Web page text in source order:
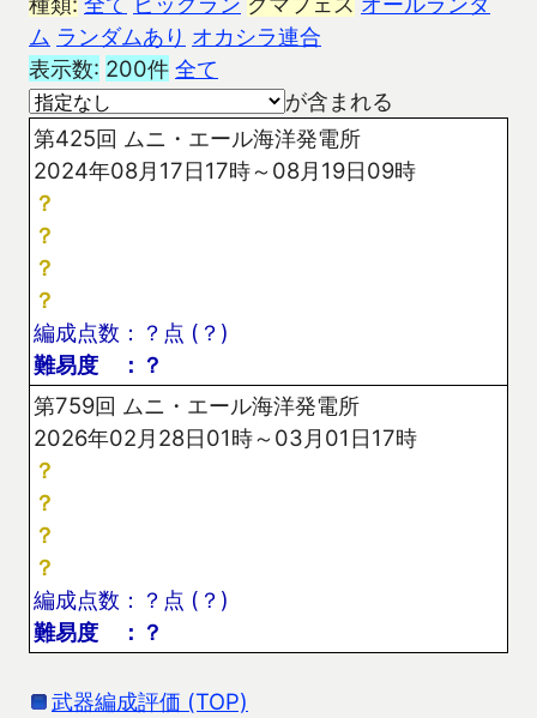
ム ランダムあり オカシラ連合
表示数: 200件 全て
が含まれる
第425回 ムニ・エール海洋発電所
2024年08月17日17時～08月19日09時
？
？
？
？
編成点数：？点 (？)
難易度 ：？
第759回 ムニ・エール海洋発電所
2026年02月28日01時～03月01日17時
？
？
？
？
編成点数：？点 (？)
難易度 ：？
武器編成評価 (TOP)